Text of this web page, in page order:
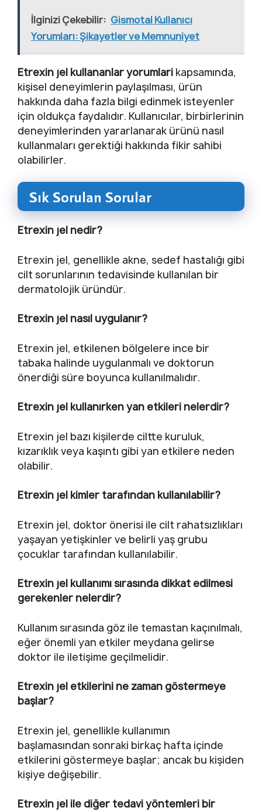
İlginizi Çekebilir: Gismotal Kullanıcı
Yorumları: Şikayetler ve Memnuniyet
Etrexin jel kullananlar yorumlari kapsamında,
kişisel deneyimlerin paylaşılması, ürün
hakkında daha fazla bilgi edinmek isteyenler
için oldukça faydalıdır. Kullanıcılar, birbirlerinin
deneyimlerinden yararlanarak ürünü nasıl
kullanmaları gerektiği hakkında fikir sahibi
olabilirler.
Sık Sorulan Sorular
Etrexin jel nedir?
Etrexin jel, genellikle akne, sedef hastalığı gibi
cilt sorunlarının tedavisinde kullanılan bir
dermatolojik üründür.
Etrexin jel nasıl uygulanır?
Etrexin jel, etkilenen bölgelere ince bir
tabaka halinde uygulanmalı ve doktorun
önerdiği süre boyunca kullanılmalıdır.
Etrexin jel kullanırken yan etkileri nelerdir?
Etrexin jel bazı kişilerde ciltte kuruluk,
kızarıklık veya kaşıntı gibi yan etkilere neden
olabilir.
Etrexin jel kimler tarafından kullanılabilir?
Etrexin jel, doktor önerisi ile cilt rahatsızlıkları
yaşayan yetişkinler ve belirli yaş grubu
çocuklar tarafından kullanılabilir.
Etrexin jel kullanımı sırasında dikkat edilmesi
gerekenler nelerdir?
Kullanım sırasında göz ile temastan kaçınılmalı,
eğer önemli yan etkiler meydana gelirse
doktor ile iletişime geçilmelidir.
Etrexin jel etkilerini ne zaman göstermeye
başlar?
Etrexin jel, genellikle kullanımın
başlamasından sonraki birkaç hafta içinde
etkilerini göstermeye başlar; ancak bu kişiden
kişiye değişebilir.
Etrexin jel ile diğer tedavi yöntemleri bir